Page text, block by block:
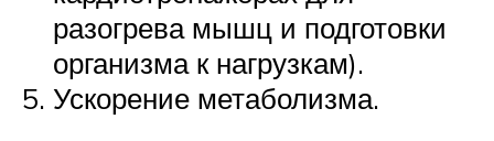
разогрева мышц и подготовки
организма к нагрузкам).
Ускорение метаболизма.